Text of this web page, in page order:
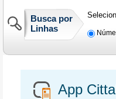
Busca por
Linhas
App